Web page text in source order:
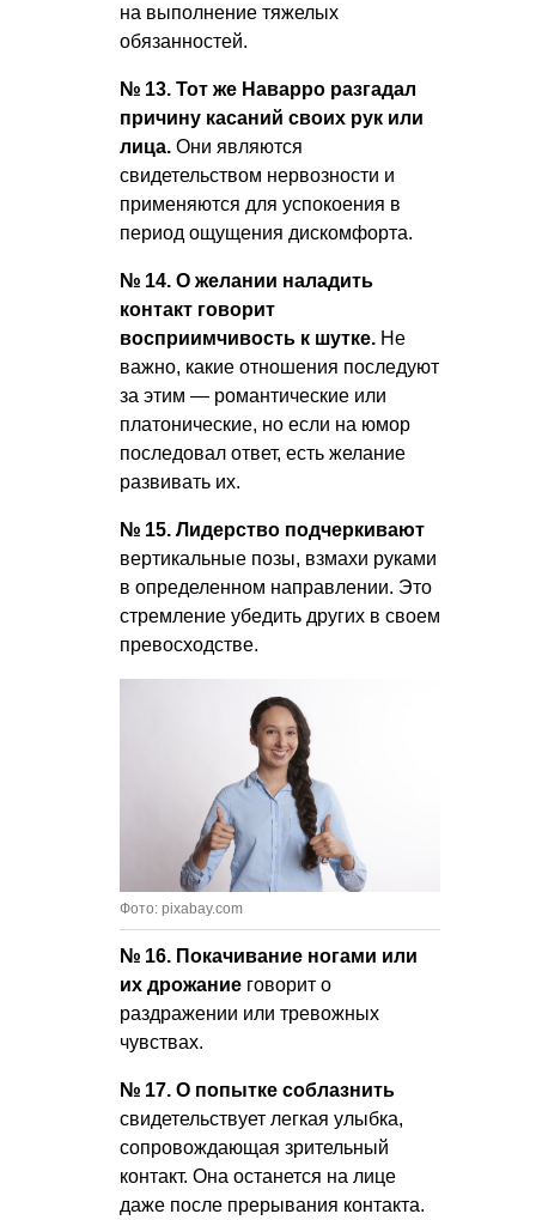
на выполнение тяжелых
обязанностей.
№ 13. Тот же Наварро разгадал
причину касаний своих рук или
лица. Они являются
свидетельством нервозности и
применяются для успокоения в
период ощущения дискомфорта.
№ 14. О желании наладить
контакт говорит
восприимчивость к шутке. Не
важно, какие отношения последуют
за этим — романтические или
платонические, но если на юмор
последовал ответ, есть желание
развивать их.
№ 15. Лидерство подчеркивают
вертикальные позы, взмахи руками
в определенном направлении. Это
стремление убедить других в своем
превосходстве.
Фото: pixabay.com
№ 16. Покачивание ногами или
их дрожание говорит о
раздражении или тревожных
чувствах.
№ 17. О попытке соблазнить
свидетельствует легкая улыбка,
сопровождающая зрительный
контакт. Она останется на лице
даже после прерывания контакта.